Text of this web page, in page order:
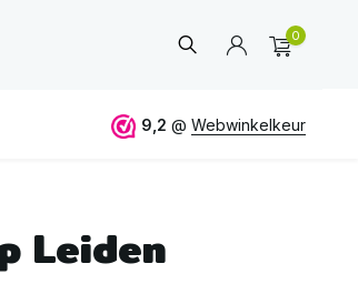
Account
0
en deskundig advies
9,2 @ Webwinkelkeur
Leiden